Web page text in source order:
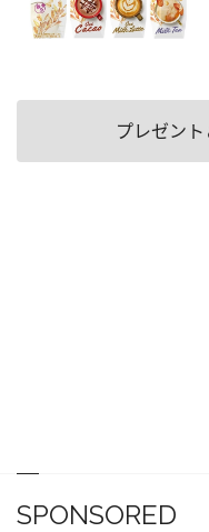
プレゼン
SPONSORED